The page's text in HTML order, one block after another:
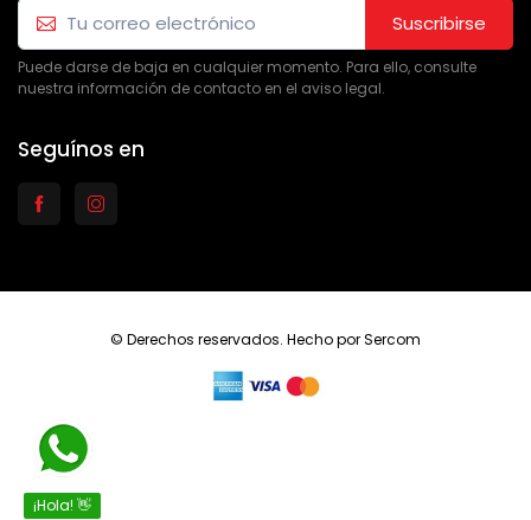
¡Hola! 👋
Suscribirse
Puede darse de baja en cualquier momento. Para ello, consulte
nuestra información de contacto en el aviso legal.
Seguínos en
© Derechos reservados. Hecho porSercom